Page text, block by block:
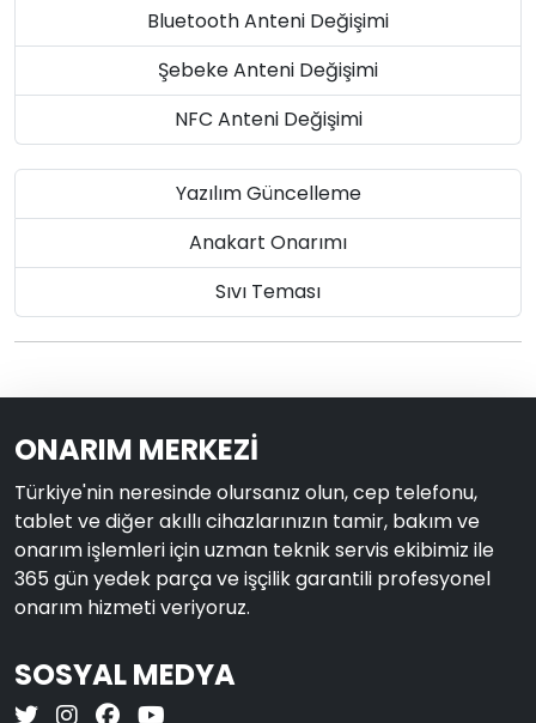
Bluetooth Anteni Değişimi
Şebeke Anteni Değişimi
NFC Anteni Değişimi
Yazılım Güncelleme
Anakart Onarımı
Sıvı Teması
ONARIM MERKEZİ
Türkiye'nin neresinde olursanız olun, cep telefonu,
tablet ve diğer akıllı cihazlarınızın tamir, bakım ve
onarım işlemleri için uzman teknik servis ekibimiz ile
365 gün yedek parça ve işçilik garantili profesyonel
onarım hizmeti veriyoruz.
SOSYAL MEDYA